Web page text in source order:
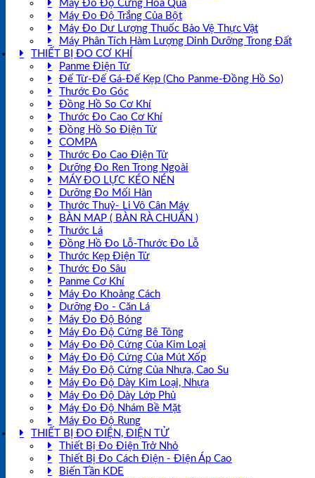
Máy Đo Độ Cứng Hoa Quả
Máy Đo Độ Trắng Của Bột
Máy Đo Dư Lượng Thuốc Bảo Vệ Thực Vật
Máy Phân Tích Hàm Lượng Dinh Dưỡng Trong Đất
THIẾT BỊ ĐO CƠ KHÍ
Panme Điện Tử
Đế Từ-Đế Gá-Đế Kẹp (Cho Panme-Đồng Hồ So)
Thước Đo Góc
Đồng Hồ So Cơ Khí
Thước Đo Cao Cơ Khí
Đồng Hồ So Điện Tử
COMPA
Thước Đo Cao Điện Tử
Dưỡng Đo Ren Trong Ngoài
MÁY ĐO LỰC KÉO NÉN
Dưỡng Đo Mối Hàn
Thước Thuỷ- Li Vô Cân Máy
BÀN MAP ( BÀN RÀ CHUẨN )
Thước Lá
Đồng Hồ Đo Lỗ-Thước Đo Lỗ
Thước Kẹp Điện Tử
Thước Đo Sâu
Panme Cơ Khí
Máy Đo Khoảng Cách
Dưỡng Đo - Căn Lá
Máy Đo Độ Bóng
Máy Đo Độ Cứng Bê Tông
Máy Đo Độ Cứng Của Kim Loại
Máy Đo Độ Cứng Của Mút Xốp
Máy Đo Độ Cứng Của Nhựa, Cao Su
Máy Đo Độ Dày Kim Loại, Nhựa
Máy Đo Độ Dày Lớp Phủ
Máy Đo Độ Nhám Bề Mặt
Máy Đo Độ Rung
THIẾT BỊ ĐO ĐIỆN, ĐIỆN TỬ
Thiết Bị Đo Điện Trở Nhỏ
Thiết Bị Đo Cách Điện - Điện Áp Cao
Biến Tần KDE